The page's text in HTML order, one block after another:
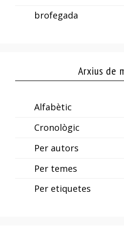
brofegada
Arxius de
Alfabètic
Cronològic
Per autors
Per temes
Per etiquetes